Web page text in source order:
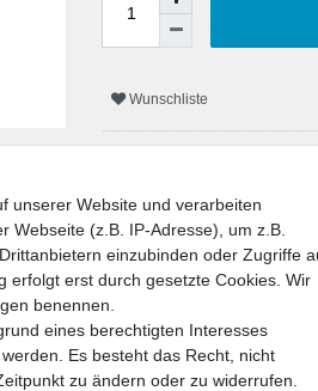
Wunschliste
unserer Website und verarbeiten
Webseite (z.B. IP-Adresse), um z.B.
einzubinden oder Zugriffe
erfolgt erst durch gesetzte Cookies. Wir
benennen.
eines berechtigten Interesses
Es besteht das Recht, nicht
zu ändern oder zu widerrufen.